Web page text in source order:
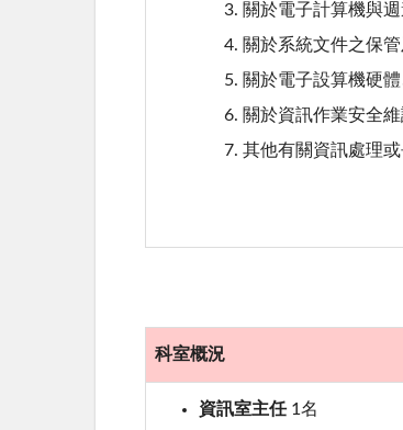
關於電子計算機與
關於系統文件之保管
關於電子設算機硬
關於資訊作業安全維
其他有關資訊處理或
科室概況
資訊室主任 1名